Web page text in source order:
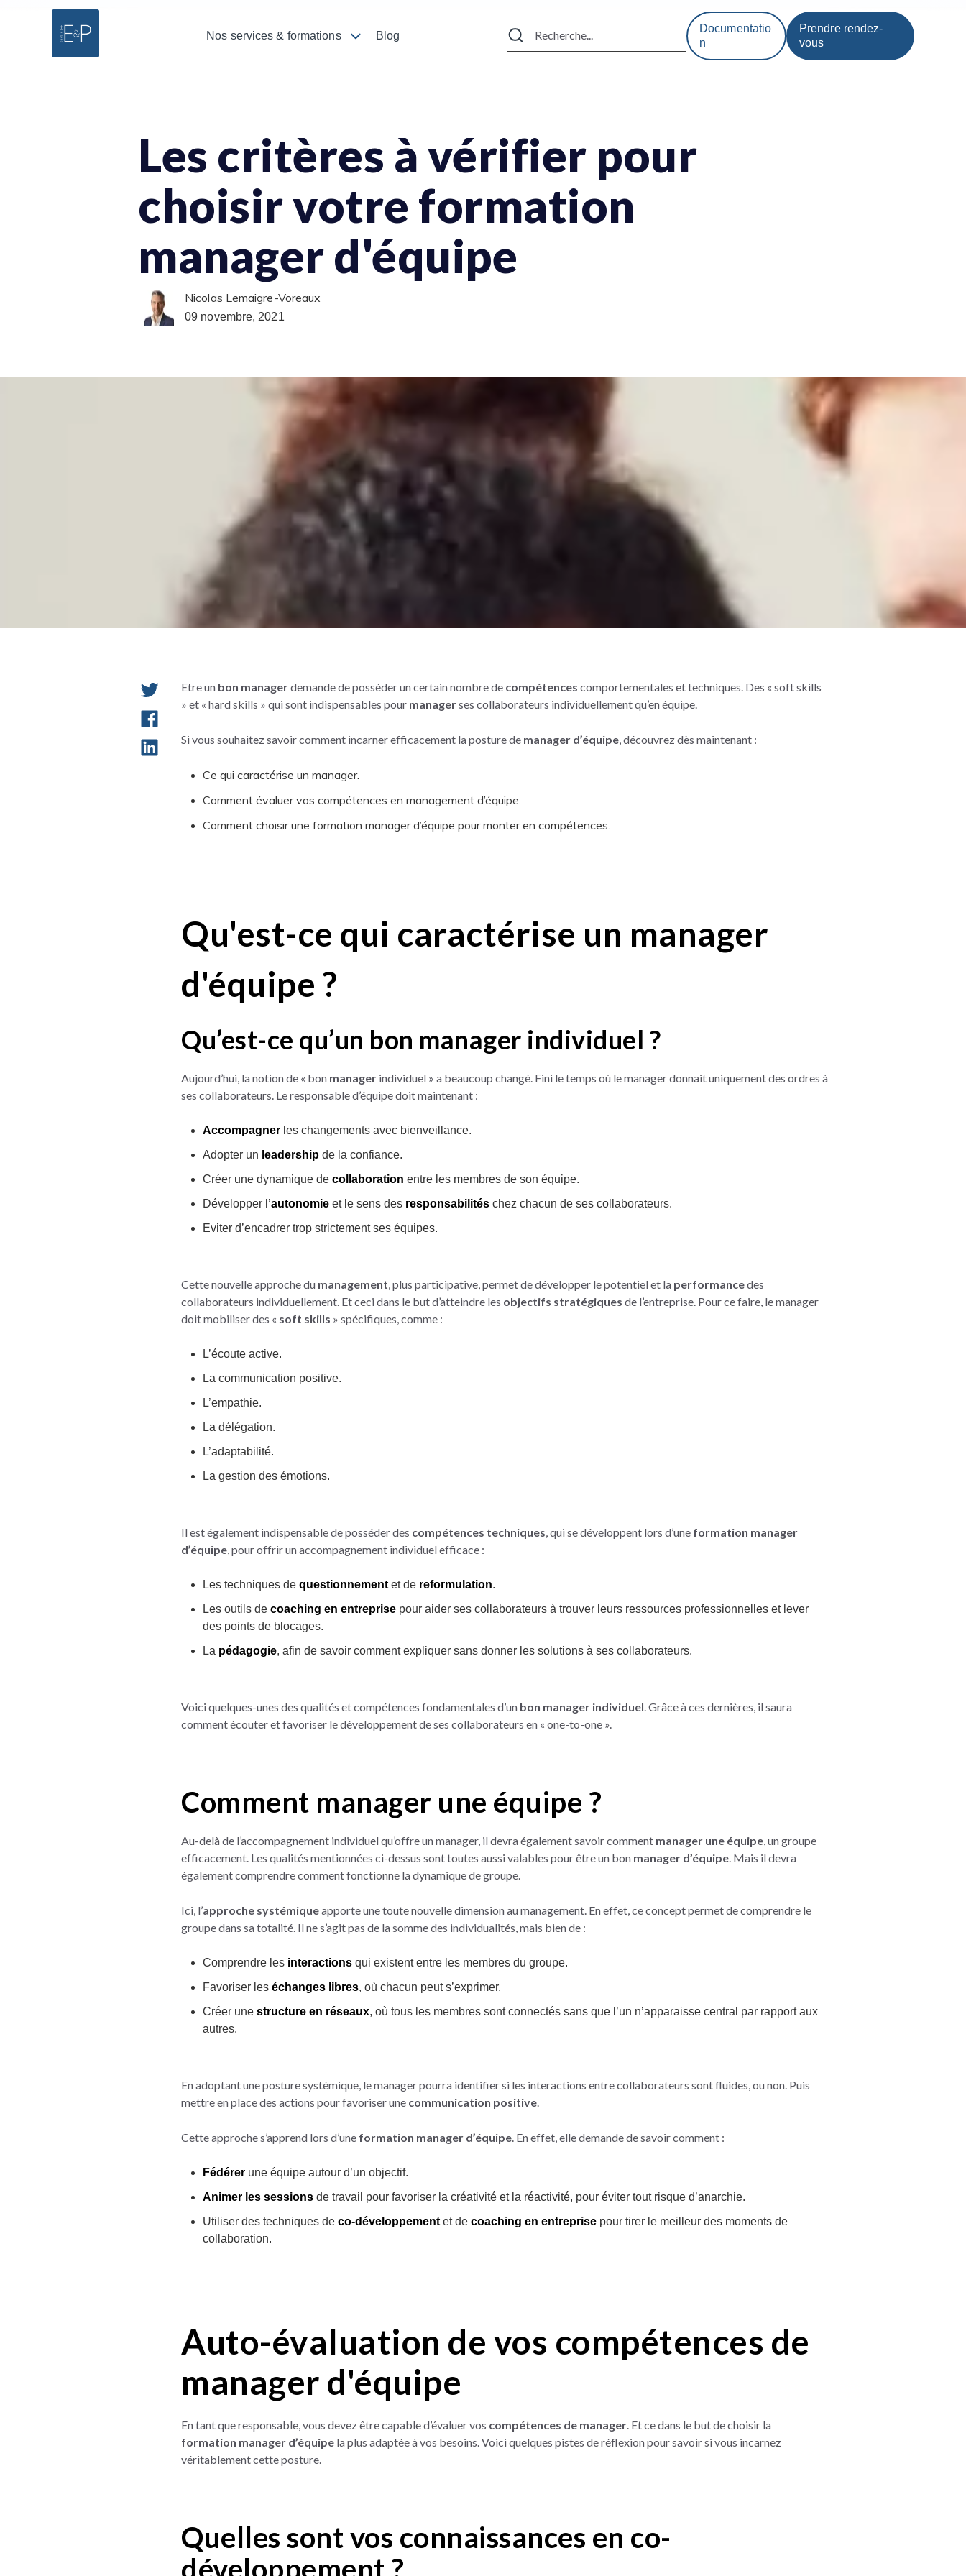
Nos services & formations Blog
Documentatio
n
Prendre rendez-
vous
Les critères à vérifier pour
choisir votre formation
manager d'équipe
Nicolas Lemaigre-Voreaux
09 novembre, 2021
Etre un bon managerdemande de posséder un certain nombre de compétences comportementales et techniques. Des « soft skills
» et « hard skills » qui sont indispensables pour managerses collaborateurs individuellement qu’en équipe.
Si vous souhaitez savoir comment incarner efficacement la posture de manager d’équipe, découvrez dès maintenant :
Ce qui caractérise un manager.
Comment évaluer vos compétences en management d’équipe.
Comment choisir une formation manager d’équipe pour monter en compétences.
Qu'est-ce qui caractérise un manager
d'équipe ?
Qu’est-ce qu’un bon manager individuel ?
Aujourd’hui, la notion de « bon manager individuel » a beaucoup changé. Fini le temps où le manager donnait uniquement des ordres à
ses collaborateurs. Le responsable d’équipe doit maintenant :
Accompagner les changements avec bienveillance.
Adopter un leadership de la confiance.
Créer une dynamique de collaboration entre les membres de son équipe.
Développer l’autonomie et le sens des responsabilités chez chacun de ses collaborateurs.
Eviter d’encadrer trop strictement ses équipes.
Cette nouvelle approche du management, plus participative, permet de développer le potentiel et la performancedes
collaborateurs individuellement. Et ceci dans le but d’atteindre les objectifs stratégiques de l’entreprise. Pour ce faire, le manager
doit mobiliser des « soft skills » spécifiques, comme :
L’écoute active.
La communication positive.
L’empathie.
La délégation.
L’adaptabilité.
La gestion des émotions.
Il est également indispensable de posséder des compétences techniques, qui se développent lors d’une formation manager
d’équipe, pour offrir un accompagnement individuel efficace :
Les techniques de questionnement et de reformulation.
Les outils de coaching en entreprise pour aider ses collaborateurs à trouver leurs ressources professionnelles et lever
des points de blocages.
La pédagogie, afin de savoir comment expliquer sans donner les solutions à ses collaborateurs.
Voici quelques-unes des qualités et compétences fondamentales d’un bon manager individuel. Grâce à ces dernières, il saura
comment écouter et favoriser le développement de ses collaborateurs en « one-to-one ».
Comment manager une équipe ?
Au-delà de l’accompagnement individuel qu’offre un manager, il devra également savoir comment manager une équipe, un groupe
efficacement. Les qualités mentionnées ci-dessus sont toutes aussi valables pour être un bon manager d’équipe. Mais il devra
également comprendre comment fonctionne la dynamique de groupe.
Ici, l’approche systémiqueapporte une toute nouvelle dimension au management. En effet, ce concept permet de comprendre le
groupe dans sa totalité. Il ne s’agit pas de la somme des individualités, mais bien de :
Comprendre les interactions qui existent entre les membres du groupe.
Favoriser les échanges libres, où chacun peut s’exprimer.
Créer une structure en réseaux, où tous les membres sont connectés sans que l’un n’apparaisse central par rapport aux
autres.
En adoptant une posture systémique, le manager pourra identifier si les interactions entre collaborateurs sont fluides, ou non. Puis
mettre en place des actions pour favoriser une communication positive.
Cette approche s’apprend lors d’une formation manager d’équipe. En effet, elle demande de savoir comment :
Fédérer une équipe autour d’un objectif.
Animer les sessions de travail pour favoriser la créativité et la réactivité, pour éviter tout risque d’anarchie.
Utiliser des techniques de co-développement et de coaching en entreprise pour tirer le meilleur des moments de
collaboration.
Auto-évaluation de vos compétences de
manager d'équipe
En tant que responsable, vous devez être capable d’évaluer vos compétences de manager. Et ce dans le but de choisir la
formation manager d’équipe la plus adaptée à vos besoins. Voici quelques pistes de réflexion pour savoir si vous incarnez
véritablement cette posture.
Quelles sont vos connaissances en co-
développement ?